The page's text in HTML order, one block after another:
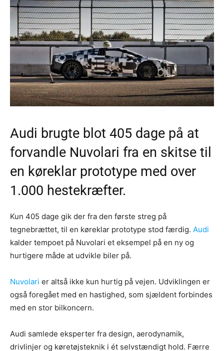
Audi brugte blot 405 dage på at
forvandle Nuvolari fra en skitse til
en køreklar prototype med over
1.000 hestekræfter.
Kun 405 dage gik der fra den første streg på
tegnebrættet, til en køreklar prototype stod færdig. Audi
kalder tempoet på Nuvolari et eksempel på en ny og
hurtigere måde at udvikle biler på.
Nuvolari er altså ikke kun hurtig på vejen. Udviklingen er
også foregået med en hastighed, som sjældent forbindes
med en stor bilkoncern.
Audi samlede eksperter fra design, aerodynamik,
drivlinjer og køretøjsteknik i ét selvstændigt hold. Færre